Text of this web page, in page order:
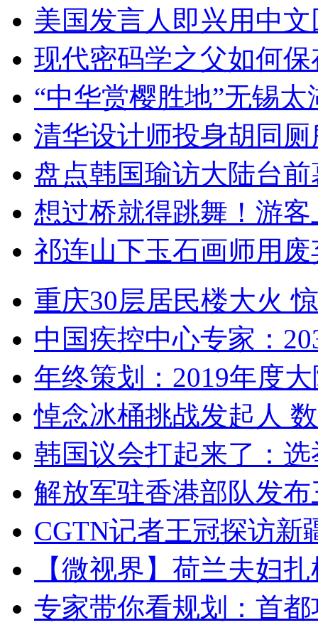
美国发言人即兴用中
现代密码学之父如何
“中华赏樱胜地”无锡
清华设计师投身胡同
盘点韩国瑜访大陆台
想过桥就得跳舞！游客
祁连山下玉石画师用
重庆30层居民楼大火
中国疾控中心专家：
年终策划：2019年度
悼念冰桶挑战发起人
韩国议会打起来了：
解放军驻香港部队发
CGTN记者王冠探访新
【微视界】荷兰夫妇
专家带你看规划：首